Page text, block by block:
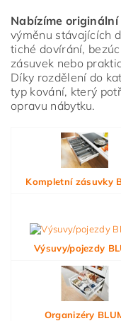
Vložením hodnocení
osobních údajů
Nabízíme originální
výměnu stávajících
tiché dovírání,
zásuvek nebo
Díky rozdělení do
typ kování, který
opravu nábytku.
Kompletní zásuvky
Výsuvy/pojezdy
Organizéry